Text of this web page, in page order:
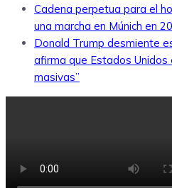
Cadena perpetua para el
una marcha en Múnich en
Donald Trump desmiente
afirma que Estados Unidos
masivas”